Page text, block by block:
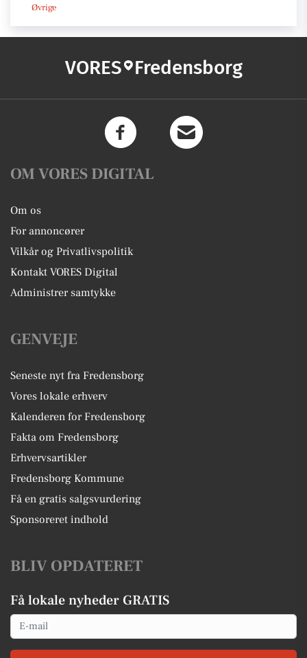
Øvrige
VORES Fredensborg
OM VORES DIGITAL
Om os
For annoncører
Vilkår og Privatlivspolitik
Kontakt VORES Digital
Administrer samtykke
GENVEJE
Seneste nyt fra Fredensborg
Vores lokale erhverv
Kalenderen for Fredensborg
Fakta om Fredensborg
Erhvervsartikler
Fredensborg Kommune
Få en gratis salgsvurdering
Sponsoreret indhold
BLIV OPDATERET
Få lokale nyheder GRATIS
Email